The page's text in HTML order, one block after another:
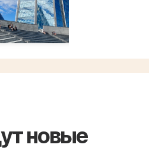
новые